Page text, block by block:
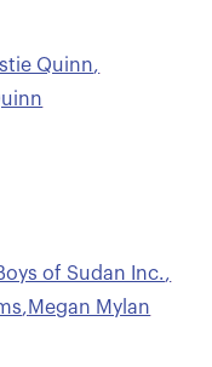
Quinn,
of Sudan Inc.,
,Megan Mylan